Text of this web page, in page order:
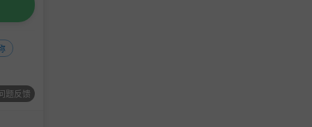
题反馈